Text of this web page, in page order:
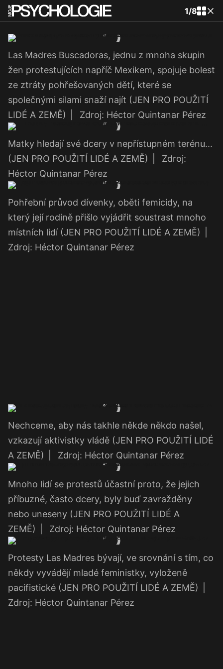
1/8
Las Madres Buscadoras, jednu z mnoha skupin
žen protestujících napříč Mexikem, spojuje bolest
ze ztráty pohřešovaných dětí, které se
společnými silami snaží najít (JEN PRO POUŽITÍ
LIDÉ A ZEMĚ)
Zdroj: Héctor Quintanar Pérez
Matky hledají své dcery v nepřístupném terénu...
(JEN PRO POUŽITÍ LIDÉ A ZEMĚ)
Zdroj:
Héctor Quintanar Pérez
Pohřební průvod dívenky, oběti femicidy, na
který její rodině přišlo vyjádřit soustrast mnoho
místních lidí (JEN PRO POUŽITÍ LIDÉ A ZEMĚ)
Zdroj: Héctor Quintanar Pérez
Nechceme, aby nás takhle někde někdo našel,
vzkazují aktivistky vládě (JEN PRO POUŽITÍ LIDÉ
A ZEMĚ)
Zdroj: Héctor Quintanar Pérez
Mnoho lidí se protestů účastní proto, že jejich
příbuzné, často dcery, byly buď zavražděny
nebo uneseny (JEN PRO POUŽITÍ LIDÉ A
ZEMĚ)
Zdroj: Héctor Quintanar Pérez
Protesty Las Madres bývají, ve srovnání s tím, co
někdy vyvádějí mladé feministky, vyloženě
pacifistické (JEN PRO POUŽITÍ LIDÉ A ZEMĚ)
Zdroj: Héctor Quintanar Pérez